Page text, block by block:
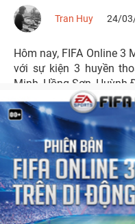
Tran Huy 24/
Hôm nay, FIFA Online
với sự kiện 3 huyền
Minh, Hồng Sơn, Huỳnh